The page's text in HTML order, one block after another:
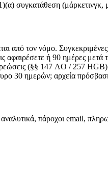
συγκατάθεση (μάρκετινγκ,
από τον νόμο.
ή 90 ημέρες μετά
(§§ 147 AO / 257 HGB);
30 ημερών; αρχεία
πάροχοι email,